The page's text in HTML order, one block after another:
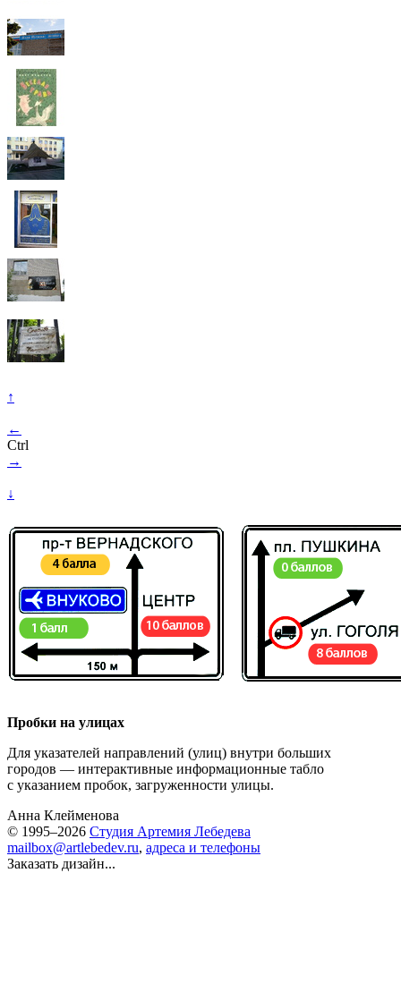
↑
←
Ctrl
→
↓
Пробки на улицах
Для указателей направлений (улиц) внутри больших
городов — интерактивные информационные табло
с указанием пробок, загруженности улицы.
Анна Клейменова
© 1995–2026 Студия Артемия Лебедева
mailbox@artlebedev.ru, адреса и телефоны
Заказать дизайн...